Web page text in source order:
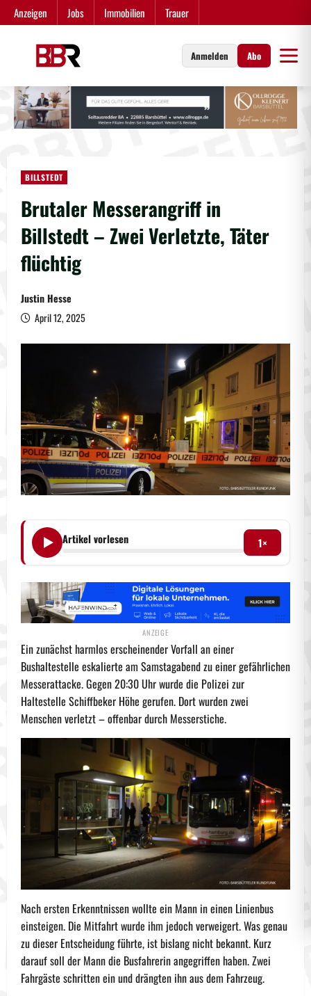
Zum
Inhalt
Anzeigen Jobs Immobilien Trauer
Anmelden Abo
BILLSTEDT
Brutaler Messerangriff in
Billstedt – Zwei Verletzte, Täter
flüchtig
Justin Hesse
April 12, 2025
Artikel vorlesen 1×
Ein zunächst harmlos erscheinender Vorfall an einer
Bushaltestelle eskalierte am Samstagabend zu einer gefährlichen
Messerattacke. Gegen 20:30 Uhr wurde die Polizei zur
Haltestelle Schiffbeker Höhe gerufen. Dort wurden zwei
Menschen verletzt – offenbar durch Messerstiche.
Nach ersten Erkenntnissen wollte ein Mann in einen Linienbus
einsteigen. Die Mitfahrt wurde ihm jedoch verweigert. Was genau
zu dieser Entscheidung führte, ist bislang nicht bekannt. Kurz
darauf soll der Mann die Busfahrerin angegriffen haben. Zwei
Fahrgäste schritten ein und drängten ihn aus dem Fahrzeug.